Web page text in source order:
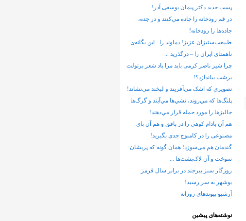
پست جدید دکتر پیمان یوسفی آذر!
در قم رودخانه را جاده مي‌كنند و در جده،
جاده‌ها را رودخانه!
طبیعت‌ستیزان عزیز! دماوند را - این یگانه‌ی
ناهمتای ایران را – درگذرید ...
چرا شیر ناصر کرمی باید مرا یاد شعر برتولت
برشت بیاندازد؟!
تصویری که اشک می‌آفریند و لبخند می‌نشاند!
پلنگ‌ها كه مي‌روند، تشي‌ها مي‌آيند و گرگ‌ها
جاليزها را مورد حمله قرار مي‌دهند!
هم آن بادام کوهی را در بافق و هم آن پای
مصنوعی را در کامبوج جدی بگیرید!
گندمان هم می‌سوزد؛ همان گونه که پریشان
سوخت و آن لاک‌پشت‌ها ...
روزگار سبز بيرجند در برابر سال قرمز
بوشهر به سر رسيد!
آرشیو پیوندهای روزانه
نوشته‌های پیشین